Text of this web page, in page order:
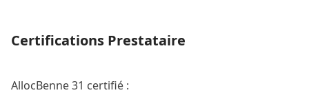
Certifications Prestataire
AllocBenne 31 certifié :